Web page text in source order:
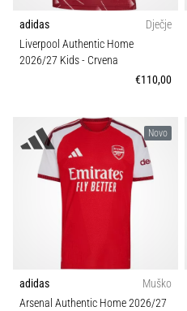
adidas
Dječje
Liverpool Authentic Home
2026/27 Kids- Crvena
€110,00
Novo
adidas
Muško
Arsenal Authentic Home 2026/27